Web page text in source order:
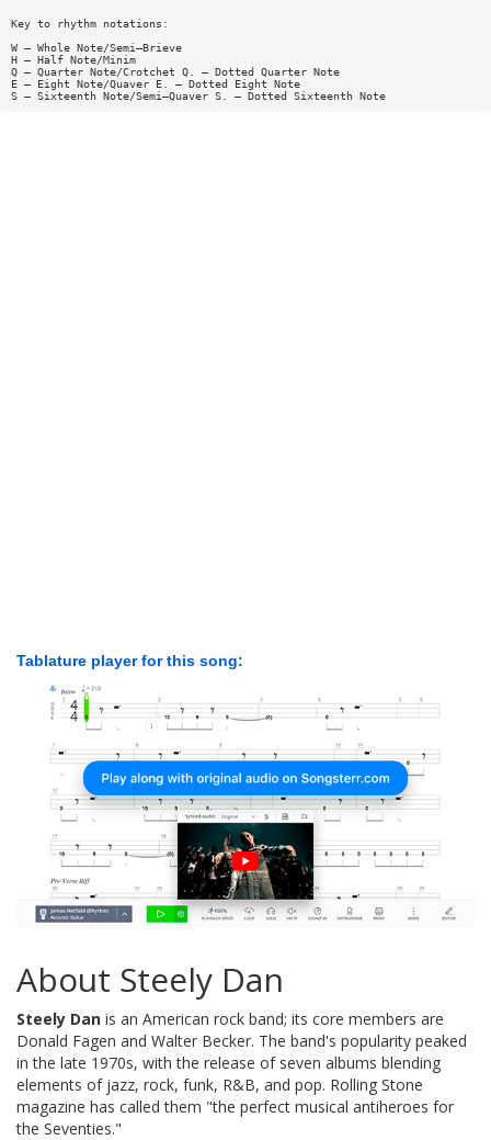
Key to rhythm notations:
W — Whole Note/Semi—Brieve
H — Half Note/Minim
Q — Quarter Note/Crotchet Q. — Dotted Quarter Note
E — Eight Note/Quaver E. — Dotted Eight Note
S — Sixteenth Note/Semi—Quaver S. — Dotted Sixteenth Note
Tablature player for this song:
About Steely Dan
Steely Dan is an American rock band; its core members are
Donald Fagen and Walter Becker. The band's popularity peaked
in the late 1970s, with the release of seven albums blending
elements of jazz, rock, funk, R&B, and pop. Rolling Stone
magazine has called them "the perfect musical antiheroes for
the Seventies."